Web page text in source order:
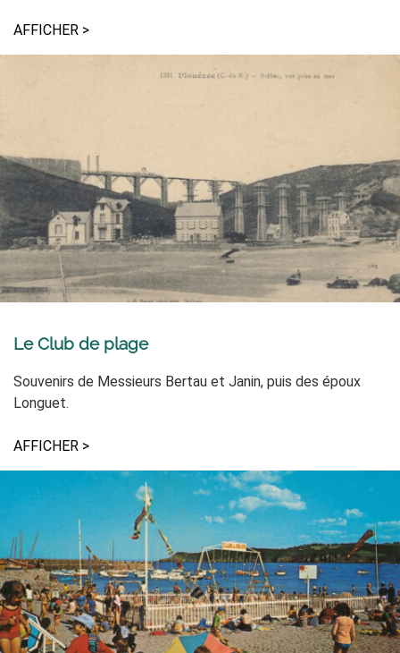
AFFICHER >
Le Club de plage
Souvenirs de Messieurs Bertau et Janin, puis des époux
Longuet.
AFFICHER >